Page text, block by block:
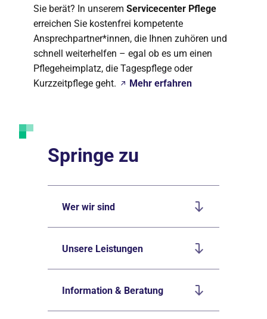
Sie berät? In unserem Servicecenter Pflege
erreichen Sie kostenfrei kompetente
Ansprechpartner*innen, die Ihnen zuhören und
schnell weiterhelfen – egal ob es um einen
Pflegeheimplatz, die Tagespflege oder
Kurzzeitpflege geht.
Mehr erfahren
Springe zu
Wer wir sind
Unsere Leistungen
Information & Beratung